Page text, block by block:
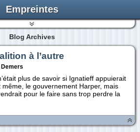
Empreintes
Blog Archives
à l’autre
Demers
plus de savoir si Ignatieff appuierait
le gouvernement Harper, mais
pour le faire sans trop perdre la